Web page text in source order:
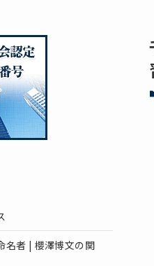
名者 | 櫻澤博文の関